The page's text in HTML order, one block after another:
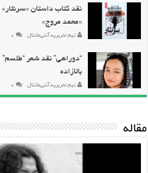
نقد کتاب داستان
«محمد مروج»
تیم تحریریه آنتی‌مانتال ۰
“دوراهی” نقد شعر “طلسم”
بالازاده
تیم تحریریه آنتی‌مانتال ۰
مقاله